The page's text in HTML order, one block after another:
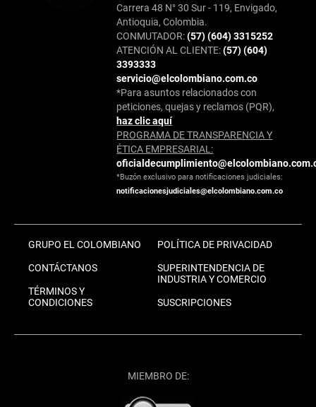
Carrera 48 N° 30 Sur - 119, Envigado,
Antioquia, Colombia.
CONMUTADOR:(57) (604) 3315252
ATENCIÓN AL CLIENTE:(57) (604)
3393333
servicio@elcolombiano.com.co
*Para asuntos relacionados con
peticiones, quejas y reclamos (PQR),
haz clic aquí
PROGRAMA DE TRANSPARENCIA Y
ÉTICA EMPRESARIAL:
*Buzón exclusivo para notificaciones judiciales:
notificacionesjudiciales@elcolombiano.com.co
GRUPO EL COLOMBIANO
CONTÁCTANOS
TÉRMINOS Y
CONDICIONES
POLÍTICA DE PRIVACIDAD
SUPERINTENDENCIA DE
INDUSTRIA Y COMERCIO
SUSCRIPCIONES
MIEMBRO DE: